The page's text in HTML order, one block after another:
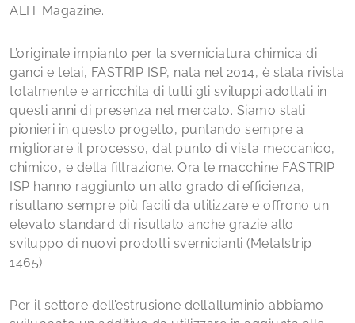
ALIT Magazine.
L’originale impianto per la sverniciatura chimica di
ganci e telai, FASTRIP ISP, nata nel 2014, è stata rivista
totalmente e arricchita di tutti gli sviluppi adottati in
questi anni di presenza nel mercato. Siamo stati
pionieri in questo progetto, puntando sempre a
migliorare il processo, dal punto di vista meccanico,
chimico, e della filtrazione. Ora le macchine FASTRIP
ISP hanno raggiunto un alto grado di efficienza,
risultano sempre più facili da utilizzare e offrono un
elevato standard di risultato anche grazie allo
sviluppo di nuovi prodotti svernicianti (Metalstrip
1465).
Per il settore dell’estrusione dell’alluminio abbiamo